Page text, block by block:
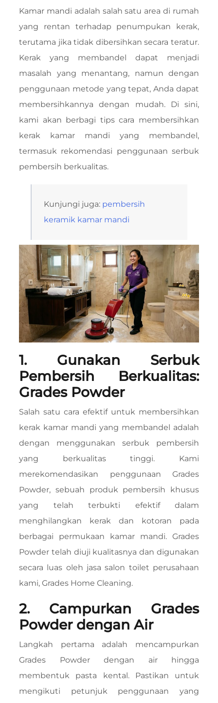
Kamar mandi adalah salah satu area di rumah
yang rentan terhadap penumpukan kerak,
terutama jika tidak dibersihkan secara teratur.
Kerak yang membandel dapat menjadi
masalah yang menantang, namun dengan
penggunaan metode yang tepat, Anda dapat
membersihkannya dengan mudah. Di sini,
kami akan berbagi tips cara membersihkan
kerak kamar mandi yang membandel,
termasuk rekomendasi penggunaan serbuk
pembersih berkualitas.
Kunjungi juga: pembersih
keramik kamar mandi
1. Gunakan Serbuk
Pembersih Berkualitas:
Grades Powder
Salah satu cara efektif untuk membersihkan
kerak kamar mandi yang membandel adalah
dengan menggunakan serbuk pembersih
yang berkualitas tinggi. Kami
merekomendasikan penggunaan Grades
Powder, sebuah produk pembersih khusus
yang telah terbukti efektif dalam
menghilangkan kerak dan kotoran pada
berbagai permukaan kamar mandi. Grades
Powder telah diuji kualitasnya dan digunakan
secara luas oleh jasa salon toilet perusahaan
kami, Grades Home Cleaning.
2. Campurkan Grades
Powder dengan Air
Langkah pertama adalah mencampurkan
Grades Powder dengan air hingga
membentuk pasta kental. Pastikan untuk
mengikuti petunjuk penggunaan yang